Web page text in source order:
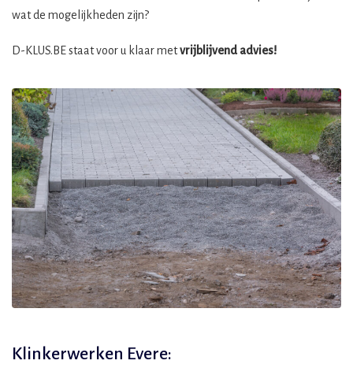
wat de mogelijkheden zijn?
D-KLUS.BE staat voor u klaar metvrijblijvend advies!
Klinkerwerken Evere: